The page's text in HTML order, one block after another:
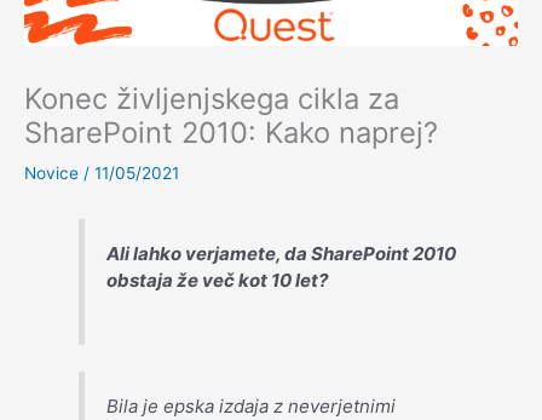
Konec življenjskega cikla za
SharePoint 2010: Kako naprej?
Novice / 11/05/2021
Ali lahko verjamete, da SharePoint 2010
obstaja že več kot 10 let?
Bila je epska izdaja z neverjetnimi